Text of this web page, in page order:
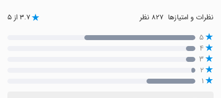
نظرات و امتیازها ۳.۷ از ۵
۵
۴
۳
۲
۱